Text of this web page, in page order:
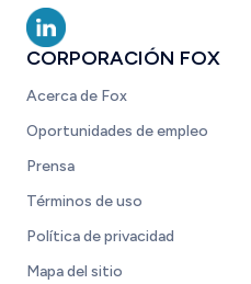
CORPORACIÓN FOX
Acerca de Fox
Oportunidades de empleo
Prensa
Términos de uso
Política de privacidad
Mapa del sitio